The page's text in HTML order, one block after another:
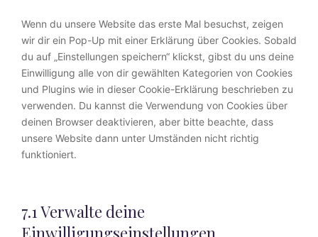
Wenn du unsere Website das erste Mal besuchst, zeigen
wir dir ein Pop-Up mit einer Erklärung über Cookies. Sobald
du auf „Einstellungen speichern“ klickst, gibst du uns deine
Einwilligung alle von dir gewählten Kategorien von Cookies
und Plugins wie in dieser Cookie-Erklärung beschrieben zu
verwenden. Du kannst die Verwendung von Cookies über
deinen Browser deaktivieren, aber bitte beachte, dass
unsere Website dann unter Umständen nicht richtig
funktioniert.
7.1 Verwalte deine